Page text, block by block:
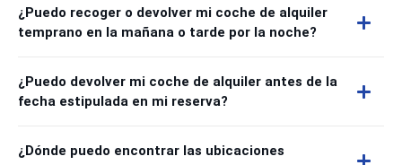
¿Puedo recoger o devolver mi coche de alquiler
temprano en la mañana o tarde por la noche?
¿Puedo devolver mi coche de alquiler antes de la
fecha estipulada en mi reserva?
¿Dónde puedo encontrar las ubicaciones